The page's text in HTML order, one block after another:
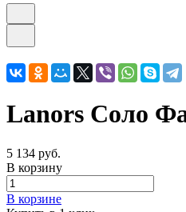
Lanors Соло
5 134 руб.
В корзину
В корзине